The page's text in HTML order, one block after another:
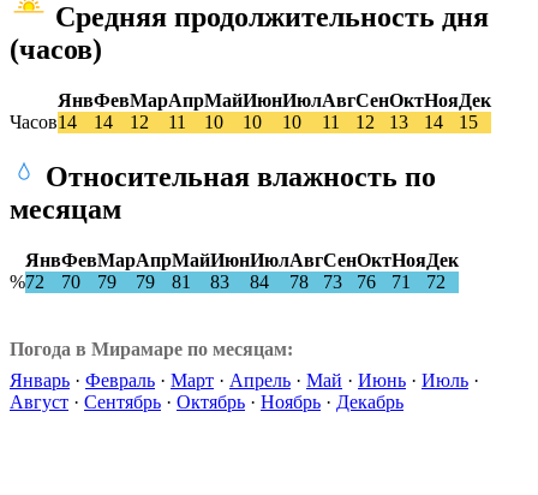
Средняя продолжительность дня
(часов)
ЯнвФевМарАпрМайИюнИюлАвгСенОктНояДек
Часов14 14 12 11 10 10 10 11 12 13 14 15
Относительная влажность по
месяцам
ЯнвФевМарАпрМайИюнИюлАвгСенОктНояДек
%72 70 79 79 81 83 84 78 73 76 71 72
Погода в Мирамаре по месяцам:
Январь · Февраль · Март · Апрель · Май · Июнь · Июль ·
Август · Сентябрь · Октябрь · Ноябрь · Декабрь